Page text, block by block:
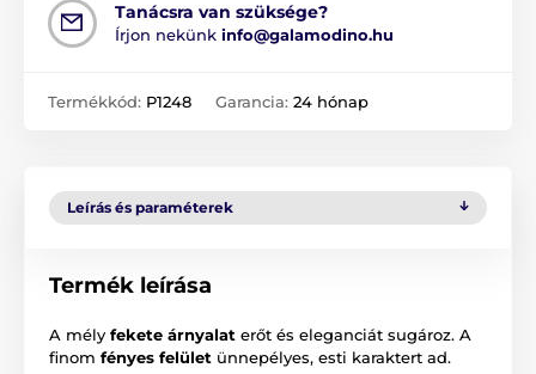
Tanácsra van szüksége?
Írjon nekünk info@galamodino.hu
Termékkód: P1248 Garancia: 24 hónap
Leírás és paraméterek
Termék leírása
A mély fekete árnyalat erőt és eleganciát sugároz. A
finom fényes felület ünnepélyes, esti karaktert ad.